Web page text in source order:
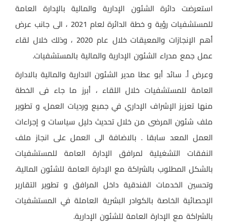
استعرضت دائرة الشئون الإدارية والمالية بالإدارة العامة
للمستشفيات رؤية و خطة الدائرة لعام 2021 ، الى جانب عرض
أهم الإنجازات والمعيقات خلال عام 2020 ، وذلك خلال لقاء
عمل جمع مدراء الشئون الإدارية والمالية بالمستشفيات.
وعرض أ. سائد أبو عطا مدير الشئون الادارية والمالية بالادارة
العامة للمستشفيات خلال اللقاء ، أبرز ما جاء فى الخطة
منها تعزيز الإشراف الإداري في جميع ورديات العمل، و تطوير
ملف شئون المرضى من خلال تحديث دليل سياسات و إجراءات
العمل المعد سابقا . بالاضافة الى العمل على انجاز ملف
النفقات التشغيلية لمرافق الإدارة العامة للمستشفيات
بالشكل المطلوب بالشراكة مع الإدارة العامة للشئون المالية،
وتحسين الخدمات الفندقية داخل المرافق و تطوير التقارير
الإحصائية الخاصة بالكوادر البشرية العاملة في المستشفيات
بالشراكة مع الإدارة العامة للشئون الإدارية.